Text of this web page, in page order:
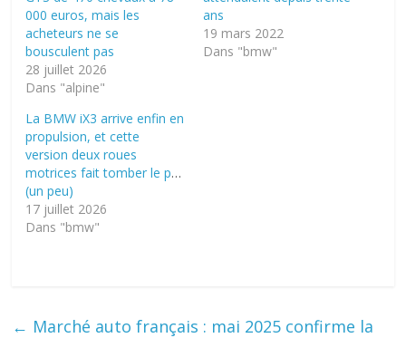
000 euros, mais les
acheteurs ne se
bousculent pas
28 juillet 2026
Dans "alpine"
ans
19 mars 2022
Dans "bmw"
La BMW iX3 arrive enfin en
propulsion, et cette
version deux roues
motrices fait tomber le prix
(un peu)
17 juillet 2026
Dans "bmw"
← Marché auto français : mai 2025 confirme la